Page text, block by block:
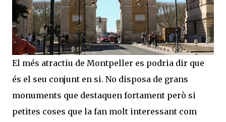
El més atractiu de Montpeller es podria dir que
és el seu conjunt en si. No disposa de grans
monuments que destaquen fortament però si
petites coses que la fan molt interessant com